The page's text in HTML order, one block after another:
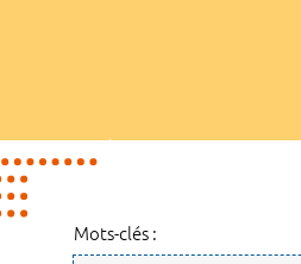
Mots-clés :